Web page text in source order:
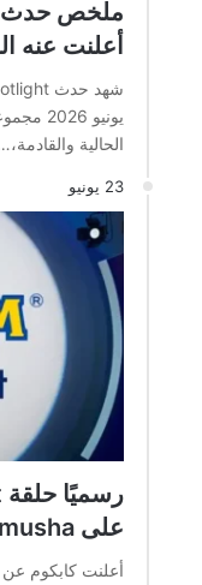
أعلنت عنه الشركة
يونيو
الحالية
23 يونيو
على Onimusha وDragon’s Dogma 2